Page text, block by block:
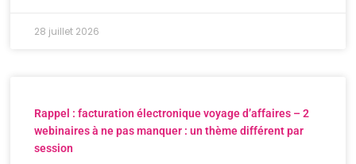
28 juillet 2026
Rappel : facturation électronique voyage d’affaires – 2
webinaires à ne pas manquer : un thème différent par
session